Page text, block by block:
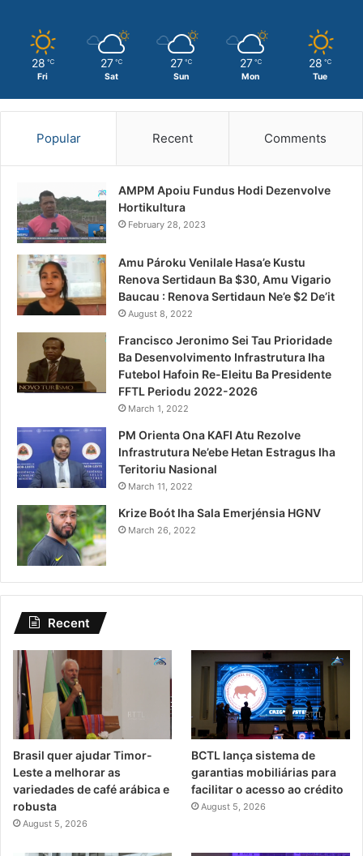
28 ℃
Fri
27 ℃
Sat
27 ℃
Sun
27 ℃
Mon
28 ℃
Tue
Popular Recent Comments
AMPM Apoiu Fundus Hodi Dezenvolve
Hortikultura
February 28, 2023
Amu Pároku Venilale Hasa’e Kustu
Renova Sertidaun Ba $30, Amu Vigario
Baucau : Renova Sertidaun Ne’e $2 De’it
August 8, 2022
Francisco Jeronimo Sei Tau Prioridade
Ba Desenvolvimento Infrastrutura Iha
Futebol Hafoin Re-Eleitu Ba Presidente
FFTL Periodu 2022-2026
March 1, 2022
PM Orienta Ona KAFI Atu Rezolve
Infrastrutura Ne’ebe Hetan Estragus Iha
Teritoriu Nasional
March 11, 2022
Krize Boót Iha Sala Emerjénsia HGNV
March 26, 2022
Recent
Brasil quer ajudar Timor-
Leste a melhorar as
variedades de café arábica e
robusta
August 5, 2026
BCTL lança sistema de
garantias mobiliárias para
facilitar o acesso ao crédito
August 5, 2026